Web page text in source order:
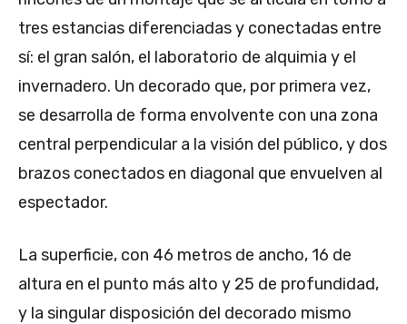
tres estancias diferenciadas y conectadas entre
sí: el gran salón, el laboratorio de alquimia y el
invernadero. Un decorado que, por primera vez,
se desarrolla de forma envolvente con una zona
central perpendicular a la visión del público, y dos
brazos conectados en diagonal que envuelven al
espectador.
La superficie, con 46 metros de ancho, 16 de
altura en el punto más alto y 25 de profundidad,
y la singular disposición del decorado mismo